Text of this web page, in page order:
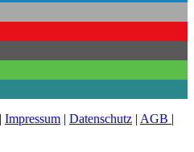
Impressum | Datenschutz | AGB |